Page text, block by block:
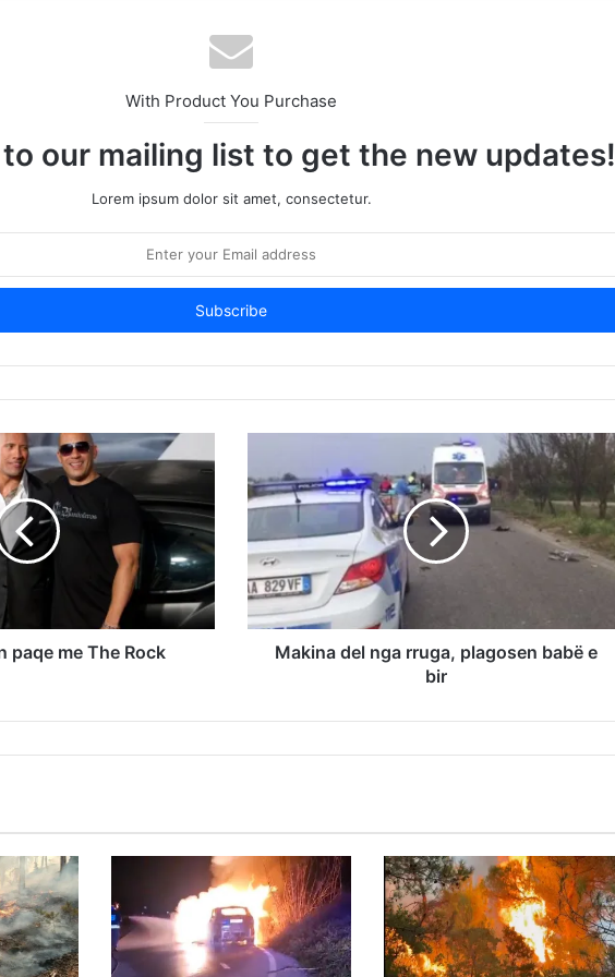
With Product You Purchase
our mailing list to get the new updates!
Lorem ipsum dolor sit amet, consectetur.
paqe me The Rock
Makina del nga rruga, plagosen babë e
bir